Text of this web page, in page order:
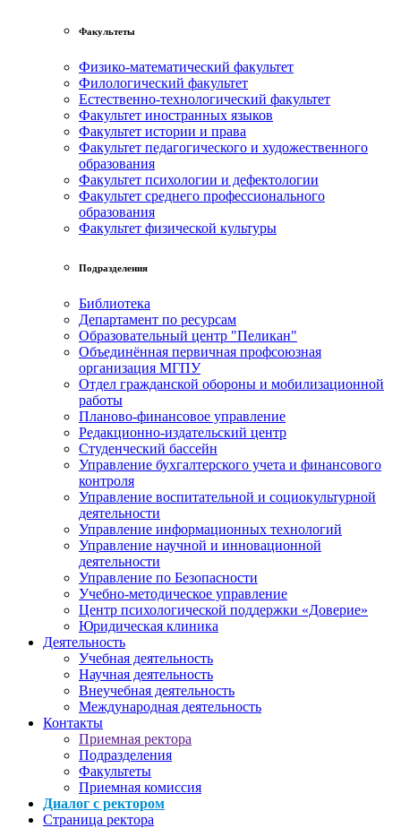
Факультеты
Физико-математический факультет
Филологический факультет
Естественно-технологический факультет
Факультет иностранных языков
Факультет истории и права
Факультет педагогического и художественного
образования
Факультет психологии и дефектологии
Факультет среднего профессионального
образования
Факультет физической культуры
Подразделения
Библиотека
Департамент по ресурсам
Образовательный центр "Пеликан"
Объединённая первичная профсоюзная
организация МГПУ
Отдел гражданской обороны и мобилизационной
работы
Планово-финансовое управление
Редакционно-издательский центр
Студенческий бассейн
Управление бухгалтерского учета и финансового
контроля
Управление воспитательной и социокультурной
деятельности
Управление информационных технологий
Управление научной и инновационной
деятельности
Управление по Безопасности
Учебно-методическое управление
Центр психологической поддержки «Доверие»
Юридическая клиника
Деятельность
Учебная деятельность
Научная деятельность
Внеучебная деятельность
Международная деятельность
Контакты
Приемная ректора
Подразделения
Факультеты
Приемная комиссия
Диалог с ректором
Страница ректора